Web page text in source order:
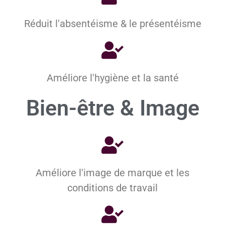
Réduit l'absentéisme & le présentéisme
Améliore l'hygiène et la santé
Bien-être & Image
Améliore l'image de marque et les
conditions de travail